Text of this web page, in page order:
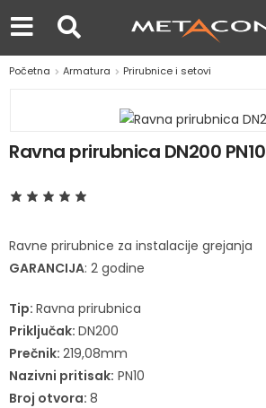
Početna Armatura Prirubnice i setovi
Ravna prirubnica DN200 PN10
Ravne prirubnice za instalacije grejanja
GARANCIJA: 2 godine
Tip: Ravna prirubnica
Priključak: DN200
Prečnik: 219,08mm
Nazivni pritisak: PN10
Broj otvora: 8